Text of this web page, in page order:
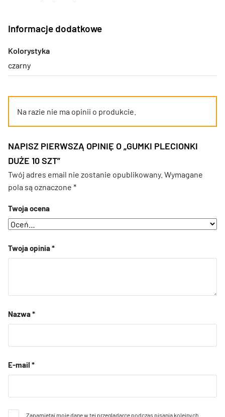
Informacje dodatkowe
Kolorystyka
czarny
Na razie nie ma opinii o produkcie.
NAPISZ PIERWSZĄ OPINIĘ O „GUMKI PLECIONKI
DUŻE 10 SZT”
Twój adres email nie zostanie opublikowany. Wymagane
pola są oznaczone *
Twoja ocena
Twoja opinia*
Nazwa*
E-mail *
Zapamiętaj moje dane w tej przeglądarce podczas pisania kolejnych